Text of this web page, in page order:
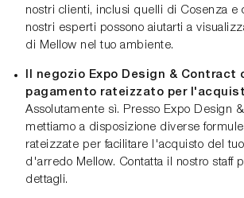
nostri clienti, inclusi quelli di Cosenza e
nostri esperti possono aiutarti a
di Mellow nel tuo ambiente.
Il negozio Expo Design & Contract
pagamento rateizzato per
Assolutamente sì. Presso Expo Design
mettiamo a disposizione diverse
rateizzate per facilitare l'acquisto del
d'arredo Mellow. Contatta il nostro staff
dettagli.